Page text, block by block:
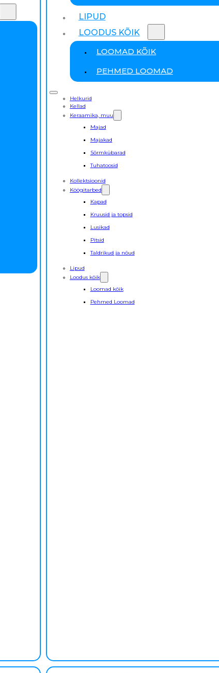
LIPUD
LOODUS KÕIK
LOOMAD KÕIK
PEHMED LOOMAD
Helkurid
Kellad
Keraamika, muu
Majad
Majakad
Sõrmkübarad
Tuhatoosid
Kollektsioonid
Köögitarbed
Kapad
Kruusid ja topsid
Lusikad
Pitsid
Taldrikud ja nõud
Lipud
Loodus kõik
Loomad kõik
Pehmed Loomad